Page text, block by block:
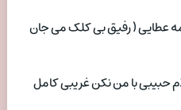
عطایی ( رفیق بی کلک می جان
حبیبی با من نکن غریبی کامل